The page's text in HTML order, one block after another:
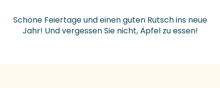
Schöne Feiertage und einen guten Rutsch ins neue
Jahr! Und vergessen Sie nicht, Äpfel zu essen!